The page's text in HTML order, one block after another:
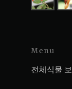
Menu
전체식물 보